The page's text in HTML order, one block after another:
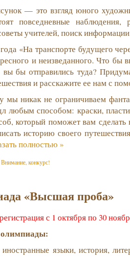
— это взгляд юного
повседневные наблюдения,
учителей, поиск
«На транспорте будущего
и неизведанного. Что бы
вы бы отправились туда?
и расскажите ее нам с
мы никак не ограничиваем
любым способом: краски,
который поможет вам
историю своего
полностью »
Внимание, конкурс!
«Высшая проба»
с 1 октября по 30
языки, история,